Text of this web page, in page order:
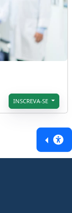
INSCREVA-SE